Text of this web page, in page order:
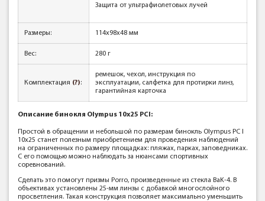
Защита от ультрафиолетовых лучей
Размеры: 114х98х48 мм
Вес: 280 г
Комплектация (?):
ремешок, чехол, инструкция по
эксплуатации, салфетка для протирки линз,
гарантийная карточка
Описание бинокля Olympus 10x25 PCI:
Простой в обращении и небольшой по размерам бинокль Olympus PC I
10х25 станет полезным приобретением для проведения наблюдений
на ограниченных по размеру площадках: пляжах, парках, заповедниках.
С его помощью можно наблюдать за нюансами спортивных
соревнований.
Сделать это помогут призмы Porro, произведенные из стекла ВaK-4. В
объективах установлены 25-мм линзы с добавкой многослойного
просветления. Такая конструкция позволяет максимально уменьшить